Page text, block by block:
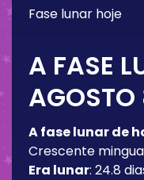
Fase lunar hoje
A FASE
A fase lunar de
Crescente
Era lunar: 24.8